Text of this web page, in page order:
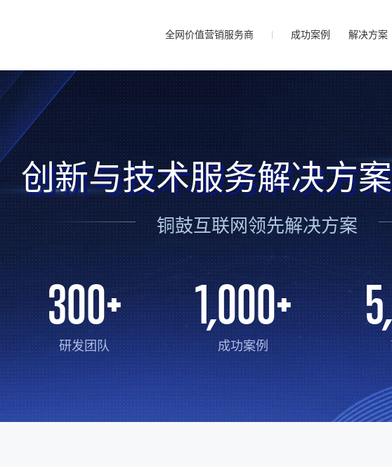
全网价值营销服务商 成功案例 解决方案
创新与技术服务解决方
铜鼓互联网领先解决方案
300+
研发团队
1,000+
成功案例